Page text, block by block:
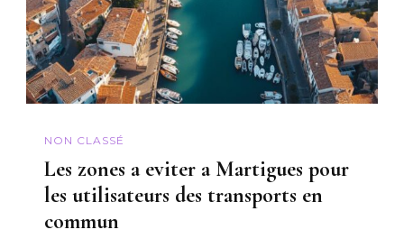
NON CLASSÉ
Les zones a eviter a Martigues pour
les utilisateurs des transports en
commun